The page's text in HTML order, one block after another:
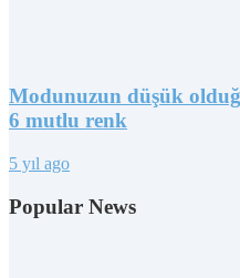
Modunuzun düşük
6 mutlu renk
5 yıl ago
Popular News